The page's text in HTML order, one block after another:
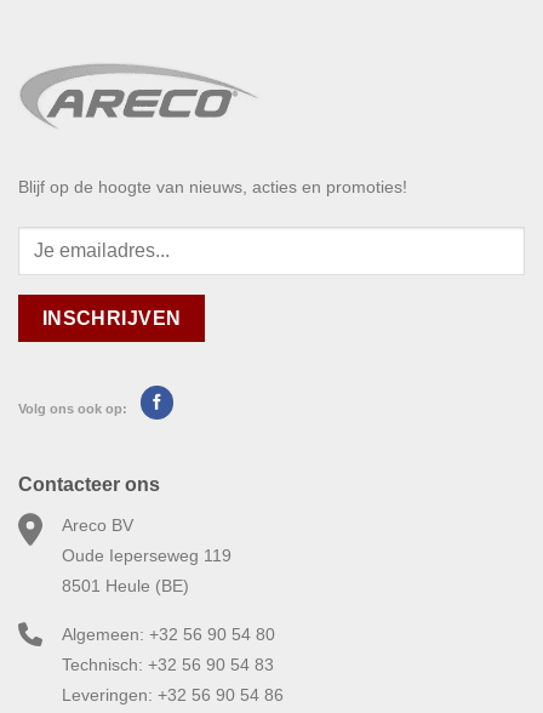
Blijf op de hoogte van nieuws, acties en promoties!
Volg ons ook op:
Contacteer ons
Areco BV
Oude Ieperseweg 119
8501 Heule (BE)
Algemeen: +32 56 90 54 80
Technisch: +32 56 90 54 83
Leveringen: +32 56 90 54 86